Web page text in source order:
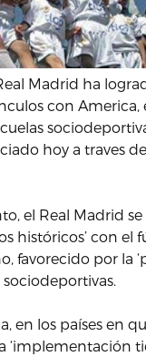
Madrid ha
con America,
hoy a traves
el Real Madrid
históricos’ con el
favorecido por la
sociodeportivas.
en los países en
‘implementación